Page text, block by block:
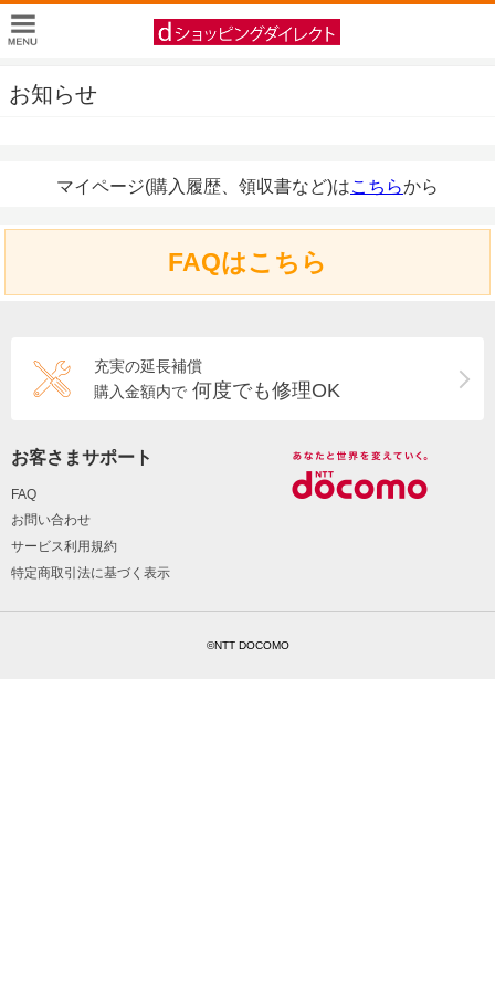
お知らせ
マイページ(購入履歴、領収書など)はこちらから
FAQはこちら
充実の延長補償
購入金額内で 何度でも修理OK
お客さまサポート
FAQ
お問い合わせ
サービス利用規約
特定商取引法に基づく表示
©NTT DOCOMO